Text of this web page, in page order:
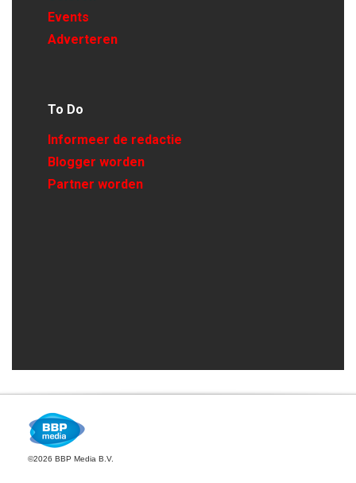
Events
Adverteren
To Do
Informeer de redactie
Blogger worden
Partner worden
©2026 BBP Media B.V.